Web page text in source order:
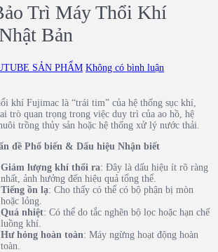
Trì Máy Thổi Khí
Bản
SẢN PHẨM Không có bình luận
khí Fujimac là “trái tim” của hệ thống sục khí,
trò quan trọng trong việc duy trì của ao hồ, hệ
trồng thủy sản hoặc hệ thống xử lý nước thải.
đề Phổ biến & Dấu hiệu Nhận biết
Giảm lượng khí thổi ra: Đây là dấu hiệu ít rõ ràng
nhất, ảnh hưởng đến hiệu quả tổng thể.
Tiếng ồn lạ: Cho thấy có thể có bộ phận bị mòn
hoặc lỏng.
Quá nhiệt: Có thể do tắc nghẽn bộ lọc hoặc hạn chế
luồng khí.
Hư hỏng hoàn toàn: Máy ngừng hoạt động hoàn
toàn.